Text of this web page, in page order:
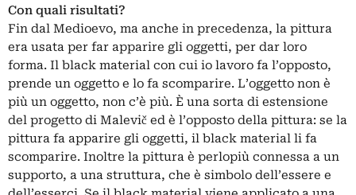
Con quali risultati?
Fin dal Medioevo, ma anche in precedenza, la pittura
era usata per far apparire gli oggetti, per dar loro
forma. Il black material con cui io lavoro fa l’opposto,
prende un oggetto e lo fa scomparire. L’oggetto non è
più un oggetto, non c’è più. È una sorta di estensione
del progetto di Malevič ed è l’opposto della pittura: se la
pittura fa apparire gli oggetti, il black material li fa
scomparire. Inoltre la pittura è perlopiù connessa a un
supporto, a una struttura, che è simbolo dell’essere e